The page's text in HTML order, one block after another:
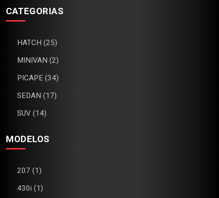
CATEGORIAS
HATCH (25)
MINIVAN (2)
PICAPE (34)
SEDAN (17)
SUV (14)
MODELOS
207 (1)
430i (1)